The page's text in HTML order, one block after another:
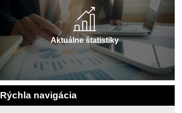
Aktuálne štatistiky
Rýchla navigácia